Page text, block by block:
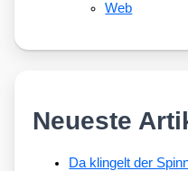
Web
Neueste
Da klingelt der